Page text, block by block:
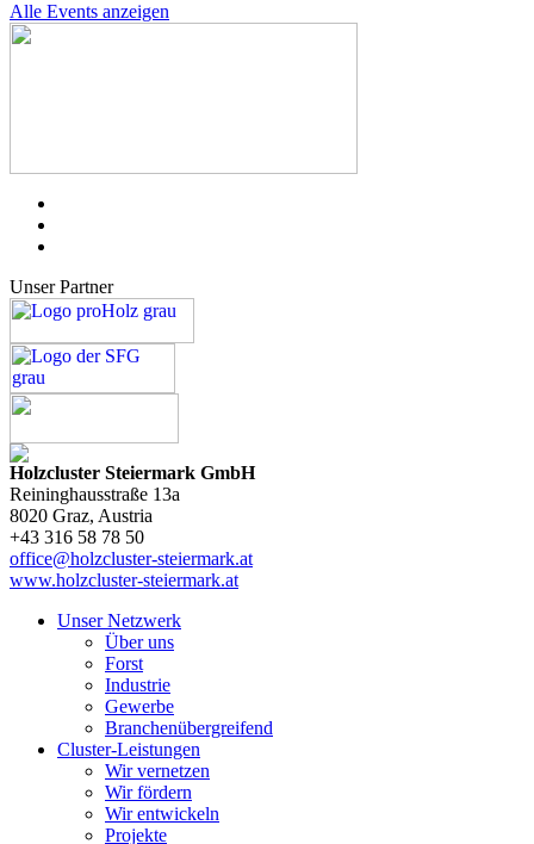
Alle Events anzeigen
Unser Partner
Holzcluster Steiermark GmbH
Reininghausstraße 13a
8020 Graz, Austria
+43 316 58 78 50
office@holzcluster-steiermark.at
www.holzcluster-steiermark.at
Unser Netzwerk
Über uns
Forst
Industrie
Gewerbe
Branchenübergreifend
Cluster-Leistungen
Wir vernetzen
Wir fördern
Wir entwickeln
Projekte